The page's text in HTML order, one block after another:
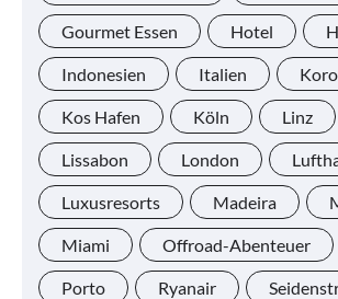
Gourmet Essen Hotel
Indonesien Italien
Kos Hafen Köln Linz
Lissabon London
Luxusresorts Madeira
Miami Offroad-Abenteuer
Porto Ryanair